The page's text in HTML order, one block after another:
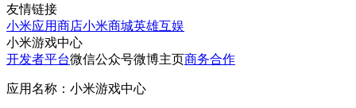
友情链接
小米应用商店小米商城英雄互娱
小米游戏中心
开发者平台微信公众号微博主页商务合作
应用名称：小米游戏中心